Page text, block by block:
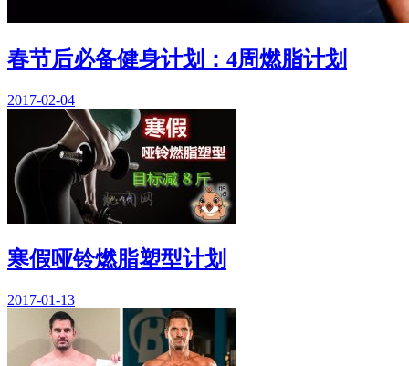
春节后必备健身计划：4周燃脂计划
2017-02-04
寒假哑铃燃脂塑型计划
2017-01-13